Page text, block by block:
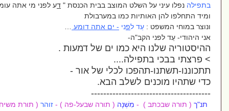
השלט המוצב בבית הכנסת"דעלפני מי אתה עומד"
כמו במערבולת
לפני-ים אתה דומע …
ה-
היא כמו ים של דמעות.
....
תהפכו לכלי של אור-
לשלב הבא.
-
מִשְׁנָה ( תורה שבעל-פה ) -זוהר( תורת משיח )